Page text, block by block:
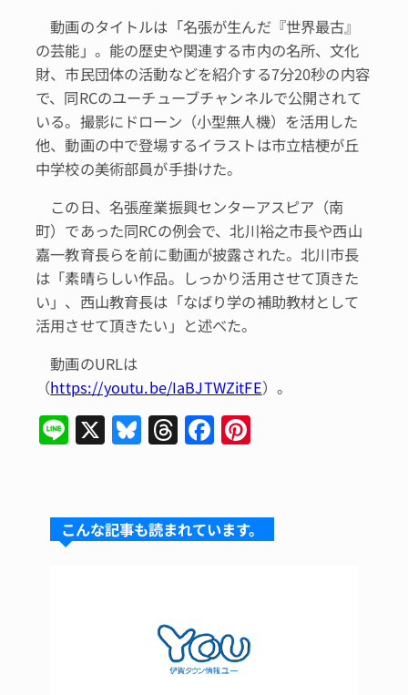
動画のタイトルは「名張が生んだ『世界最古』
の芸能」。能の歴史や関連する市内の名所、文化
財、市民団体の活動などを紹介する7分20秒の内容
で、同RCのユーチューブチャンネルで公開されて
いる。撮影にドローン（小型無人機）を活用した
他、動画の中で登場するイラストは市立桔梗が丘
中学校の美術部員が手掛けた。
この日、名張産業振興センターアスピア（南
町）であった同RCの例会で、北川裕之市長や西山
嘉一教育長らを前に動画が披露された。北川市長
は「素晴らしい作品。しっかり活用させて頂きた
い」、西山教育長は「なばり学の補助教材として
活用させて頂きたい」と述べた。
動画のURLは
（https://youtu.be/IaBJTWZitFE）。
Li X Bl
s
k
T
a
d
F
e
b
k
re
st
こんな記事も読まれています。